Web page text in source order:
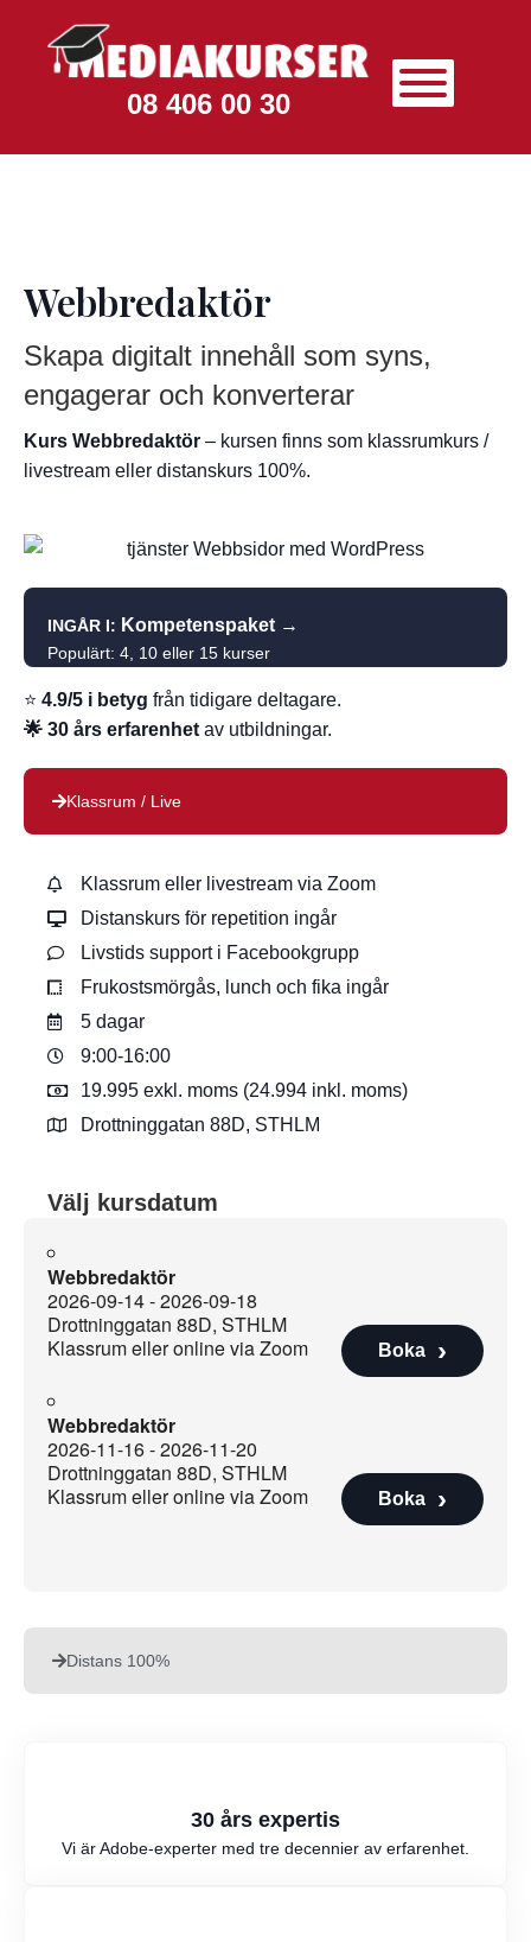
08 406 00 30
Webbredaktör
Skapa digitalt innehåll som syns,
engagerar och konverterar
Kurs Webbredaktör – kursen finns som klassrumkurs /
livestream eller distanskurs 100%.
Klassrum / Live
Distans 100%
Klassrum eller livestream via Zoom
Distanskurs för repetition ingår
Livstids support i Facebookgrupp
Frukostsmörgås, lunch och fika ingår
5 dagar
9:00-16:00
19.995 exkl. moms (24.994 inkl. moms)
Drottninggatan 88D, STHLM
Välj kursdatum
Webbredaktör
2026-09-14 - 2026-09-18
Drottninggatan 88D, STHLM
Klassrum eller online via Zoom
Boka
Webbredaktör
2026-11-16 - 2026-11-20
Drottninggatan 88D, STHLM
Klassrum eller online via Zoom
Boka
INGÅR I: Kompetenspaket →
Populärt: 4, 10 eller 15 kurser
⭐ 4.9/5 i betyg från tidigare deltagare.
🌟 30 års erfarenhet av utbildningar.
30 års expertis
Vi är Adobe-experter med tre decennier av erfarenhet.